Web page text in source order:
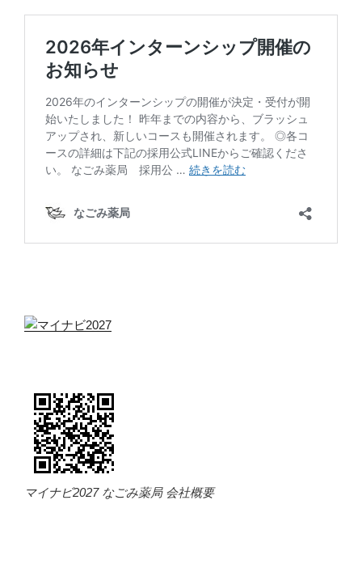
マイナビ2027 なごみ薬局 会社概要